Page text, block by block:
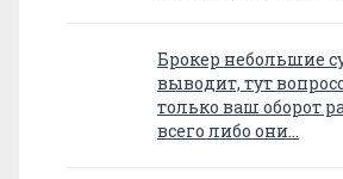
Брокер небольшие
выводит, тут
только ваш оборот
всего либо они…